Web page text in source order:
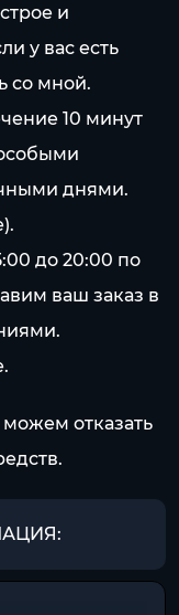
и
у вас есть
со мной.
10 минут
днями.
до 20:00 по
ваш заказ в
отказать